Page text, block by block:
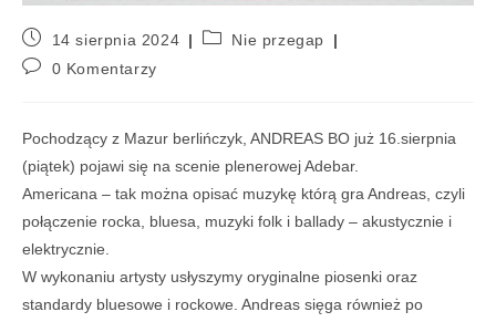
14 sierpnia 2024
Nie przegap
0 Komentarzy
Pochodzący z Mazur berlińczyk, ANDREAS BO już 16.sierpnia
(piątek) pojawi się na scenie plenerowej Adebar.
Americana – tak można opisać muzykę którą gra Andreas, czyli
połączenie rocka, bluesa, muzyki folk i ballady – akustycznie i
elektrycznie.
W wykonaniu artysty usłyszymy oryginalne piosenki oraz
standardy bluesowe i rockowe. Andreas sięga również po